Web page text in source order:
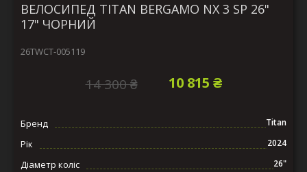
ВЕЛОСИПЕД TITAN BERGAMO NX 3 SP 26"
17" ЧОРНИЙ
26TWCT-005119
10 815 ₴
14 300 ₴
Бренд Titan
Рік 2024
Діаметр коліс 26"